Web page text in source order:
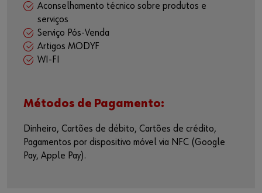
Aconselhamento técnico sobre produtos e
serviços
Serviço Pós-Venda
Artigos MODYF
WI-FI
Métodos de Pagamento:
Dinheiro, Cartões de débito, Cartões de crédito,
Pagamentos por dispositivo móvel via NFC (Google
Pay, Apple Pay).